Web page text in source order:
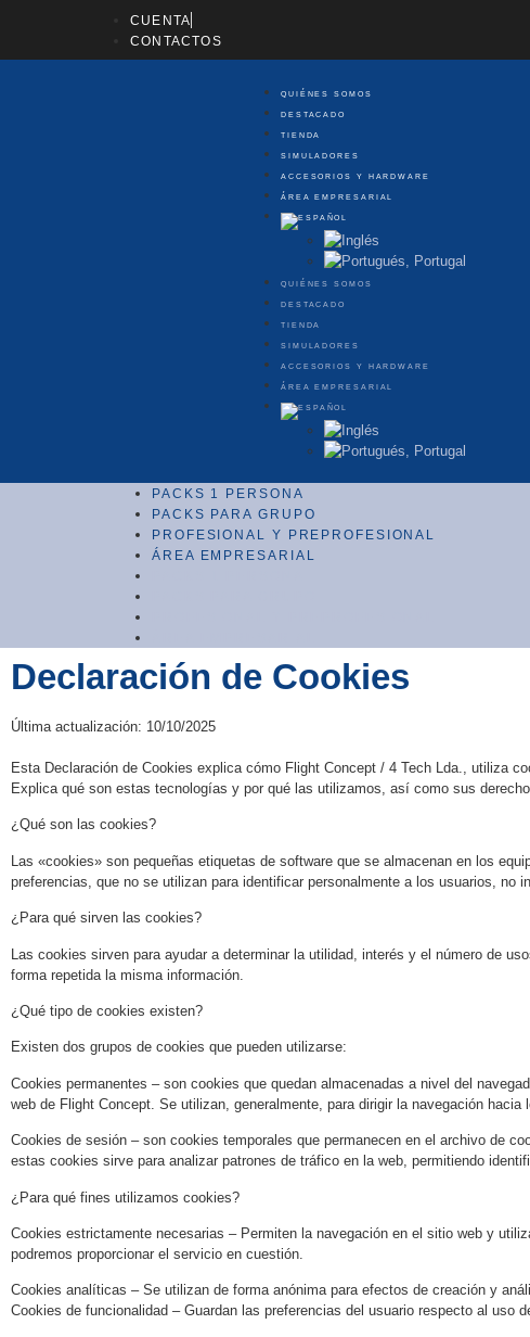
CUENTA
CONTACTOS
QUIÉNES SOMOS
DESTACADO
TIENDA
SIMULADORES
ACCESORIOS Y HARDWARE
ÁREA EMPRESARIAL
QUIÉNES SOMOS
DESTACADO
TIENDA
SIMULADORES
ACCESORIOS Y HARDWARE
ÁREA EMPRESARIAL
PACKS 1 PERSONA
PACKS PARA GRUPO
PROFESIONAL Y PREPROFESIONAL
ÁREA EMPRESARIAL
Declaración de Cookies
Última actualización: 10/10/2025
Esta Declaración de Cookies explica cómo Flight Concept / 4 Tech Lda., utiliza
Explica qué son estas tecnologías y por qué las utilizamos, así como sus
¿Qué son las cookies?
Las «cookies» son pequeñas etiquetas de software que se almacenan en los
preferencias, que no se utilizan para identificar personalmente a los usuarios, no
¿Para qué sirven las cookies?
Las cookies sirven para ayudar a determinar la utilidad, interés y el número de
forma repetida la misma información.
¿Qué tipo de cookies existen?
Existen dos grupos de cookies que pueden utilizarse:
Cookies permanentes – son cookies que quedan almacenadas a nivel del
web de Flight Concept. Se utilizan, generalmente, para dirigir la navegación
Cookies de sesión – son cookies temporales que permanecen en el archivo de
estas cookies sirve para analizar patrones de tráfico en la web, permitiendo
¿Para qué fines utilizamos cookies?
Cookies estrictamente necesarias – Permiten la navegación en el sitio web y
podremos proporcionar el servicio en cuestión.
Cookies analíticas – Se utilizan de forma anónima para efectos de creación y
Cookies de funcionalidad – Guardan las preferencias del usuario respecto al